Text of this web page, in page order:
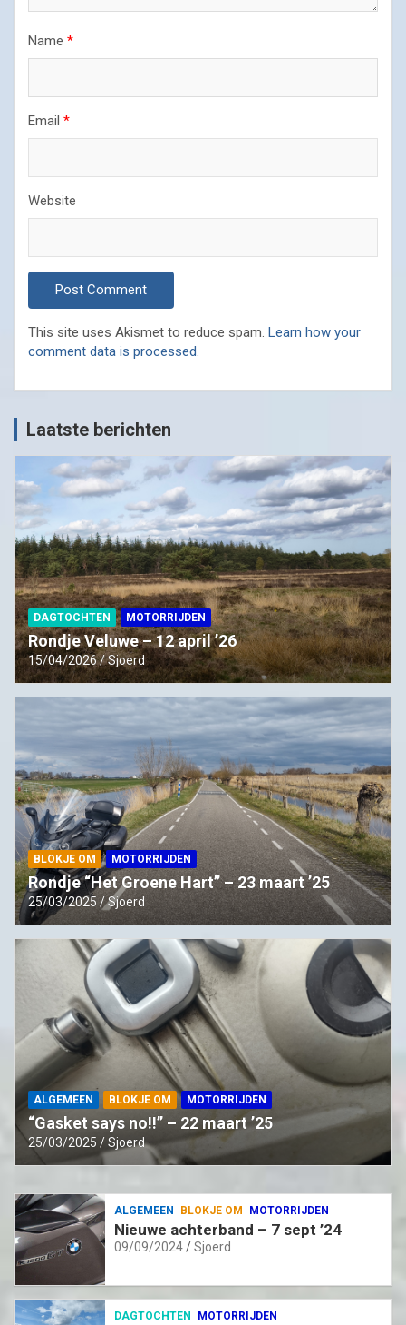
Name *
Email *
Website
This site uses Akismet to reduce spam. Learn how your
comment data is processed.
Laatste berichten
DAGTOCHTEN MOTORRIJDEN
Rondje Veluwe – 12 april ’26
15/04/2026 Sjoerd
BLOKJE OM MOTORRIJDEN
Rondje “Het Groene Hart” – 23 maart ’25
25/03/2025 Sjoerd
ALGEMEEN BLOKJE OM MOTORRIJDEN
“Gasket says no!!” – 22 maart ’25
25/03/2025 Sjoerd
ALGEMEEN BLOKJE OM MOTORRIJDEN
Nieuwe achterband – 7 sept ’24
09/09/2024 Sjoerd
DAGTOCHTEN MOTORRIJDEN